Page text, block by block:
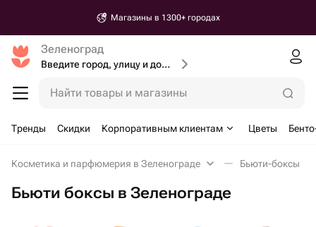
Магазины в 1300+ городах
Зеленоград
Введите город, улицу и дом доставки
Найти товары и магазины
Тренды Скидки Корпоративным клиентам Цветы
Косметика и парфюмерия в Зеленограде Бьюти-боксы
Бьюти боксы в Зеленограде